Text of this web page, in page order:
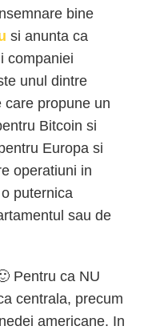
bine
si anunta ca
companiei
unul dintre
care propune un
Bitcoin si
Europa si
operatiuni in
puternica
sau de
Pentru ca NU
centrala, precum
americane. In